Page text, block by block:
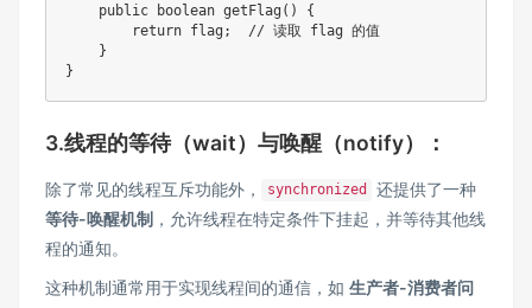
    public boolean getFlag() {
        return flag;  // 读取 flag 的值
    }
3.线程的等待（wait）与唤醒（notify）：
除了常见的线程互斥功能外， synchronized
还提供了一种
等待-唤醒机制 ，允许线程在特定条件下挂起，并等待其他线
程的通知。
这种机制通常用于实现线程间的通信，如 生产者-消费者问